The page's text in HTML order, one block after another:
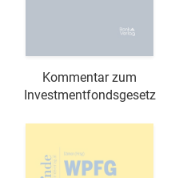
Kommentar zum
Investmentfondsgesetz